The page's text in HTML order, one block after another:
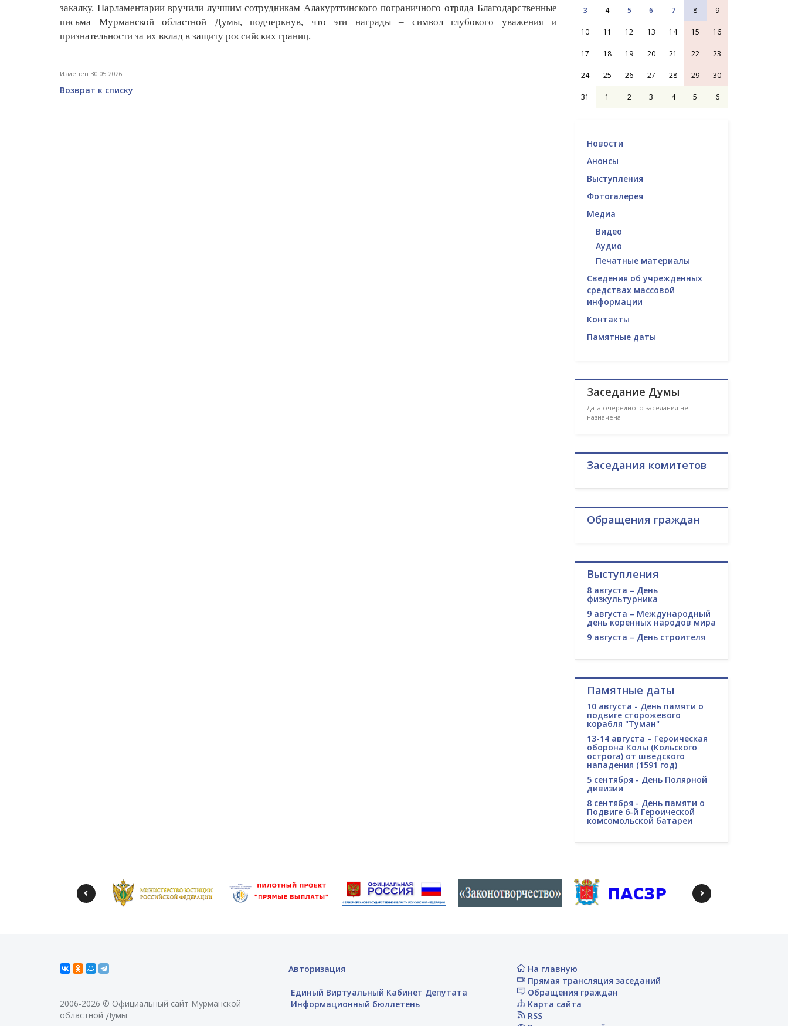
закалку. Парламентарии вручили лучшим сотрудникам Алакурттинского пограничного отряда Благодарственные
письма Мурманской областной Думы, подчеркнув, что эти награды – символ глубокого уважения и
признательности за их вклад в защиту российских границ.
Изменен 30.05.2026
Возврат к списку
3 4 5 6 7 8 9
10 11 12 13 14 15 16
17 18 19 20 21 22 23
24 25 26 27 28 29 30
31 1 2 3 4 5 6
Новости
Анонсы
Выступления
Фотогалерея
Медиа
Видео
Аудио
Печатные материалы
Сведения об учрежденных
средствах массовой
информации
Контакты
Памятные даты
Заседание Думы
Дата очередного заседания не
назначена
Заседания комитетов
Обращения граждан
Выступления
8 августа – День
физкультурника
9 августа – Международный
день коренных народов мира
9 августа – День строителя
Памятные даты
10 августа - День памяти о
подвиге сторожевого
корабля "Туман"
13-14 августа – Героическая
оборона Колы (Кольского
острога) от шведского
нападения (1591 год)
5 сентября - День Полярной
дивизии
8 сентября - День памяти о
Подвиге 6-й Героической
комсомольской батареи
2006-2026 © Официальный сайт Мурманской
областной Думы
Авторизация
Единый Виртуальный Кабинет Депутата
Информационный бюллетень
На главную
Прямая трансляция заседаний
Обращения граждан
Карта сайта
RSS